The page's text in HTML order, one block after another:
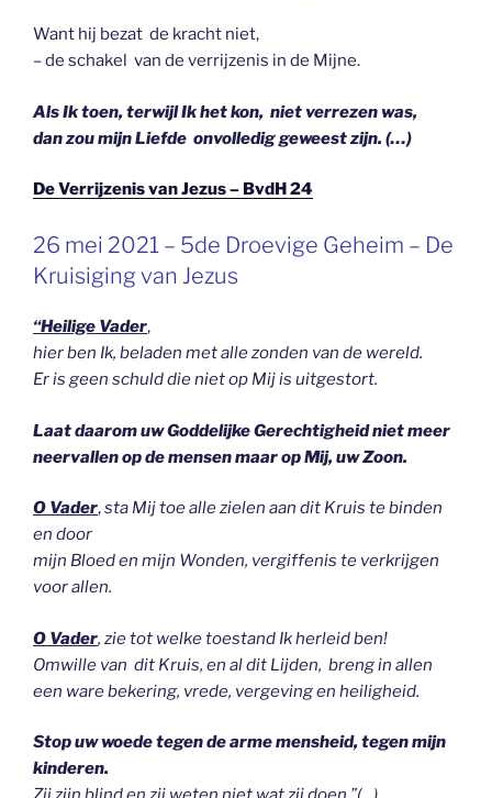
Want hij bezat de kracht niet,
– de schakel van de verrijzenis in de Mijne.
Als Ik toen, terwijl Ik het kon, niet verrezen was,
dan zou mijn Liefde onvolledig geweest zijn. (…)
De Verrijzenis van Jezus – BvdH 24
GEPLAATST
OP
26 mei 2021 – 5de Droevige Geheim – De
Kruisiging van Jezus
“Heilige Vader,
hier ben Ik, beladen met alle zonden van de wereld.
Er is geen schuld die niet op Mij is uitgestort.
Laat daarom uw Goddelijke Gerechtigheid niet meer
neervallen op de mensen maar op Mij, uw Zoon.
O Vader,sta Mij toe alle zielen aan dit Kruis te binden
en door
mijn Bloed en mijn Wonden, vergiffenis te verkrijgen
voor allen.
O Vader, zie tot welke toestand Ik herleid ben!
Omwille van dit Kruis, en al dit Lijden, breng in allen
een ware bekering, vrede, vergeving en heiligheid.
Stop uw woede tegen de arme mensheid, tegen mijn
kinderen.